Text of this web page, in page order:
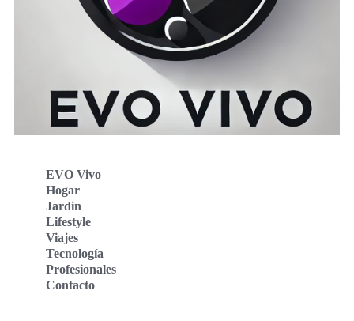
EVO Vivo
Hogar
Jardin
Lifestyle
Viajes
Tecnología
Profesionales
Contacto